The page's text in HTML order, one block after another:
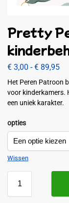
Pretty
€ 3,00 - € 89,95
Het Peren Patroon
voor kinderkamers.
een uniek karakter.
opties
Wissen